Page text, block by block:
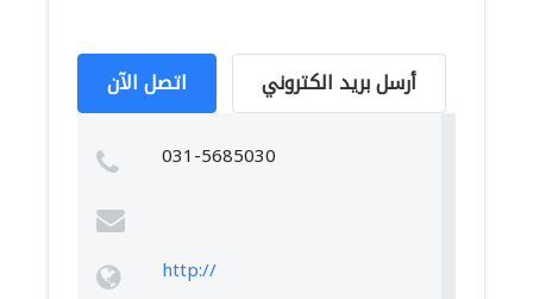
اتصل الآن أرسل بريد الكتروني
031-5685030
http://